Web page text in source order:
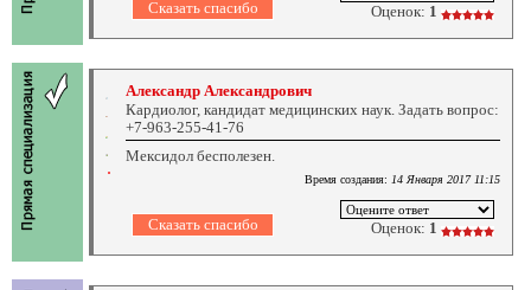
Оценок: 1
Александр Александрович
Кардиолог, кандидат медицинских наук. Задать вопрос:
+7-963-255-41-76
Мексидол бесполезен.
Время создания: 14 Января 2017 11:15
Оценок: 1